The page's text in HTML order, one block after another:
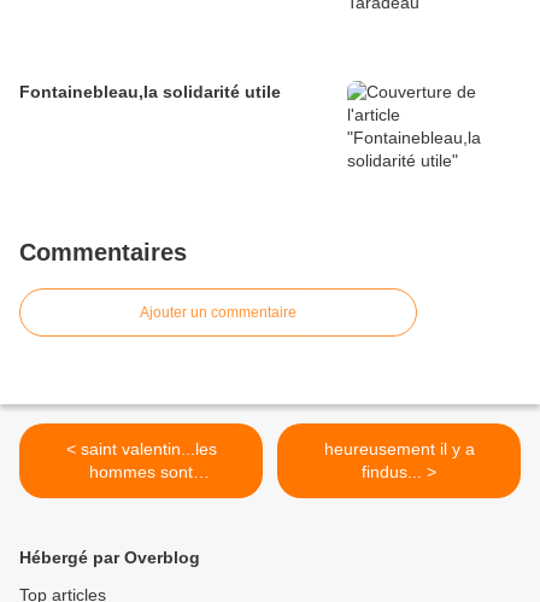
Fontainebleau,la solidarité utile
Commentaires
Ajouter un commentaire
< saint valentin...les
hommes sont
émouvants,femmes, on
heureusement il y a
findus... >
Hébergé par Overblog
Top articles